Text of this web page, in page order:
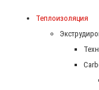
Теплоизоляция